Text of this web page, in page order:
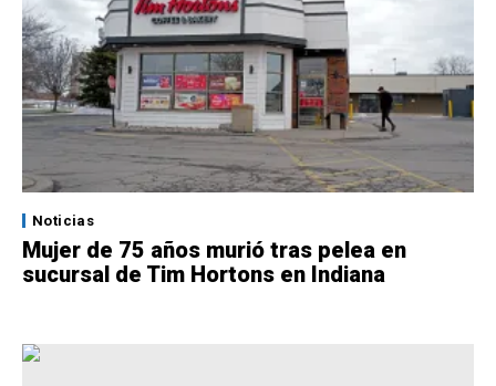
Noticias
Mujer de 75 años murió tras pelea en
sucursal de Tim Hortons en Indiana